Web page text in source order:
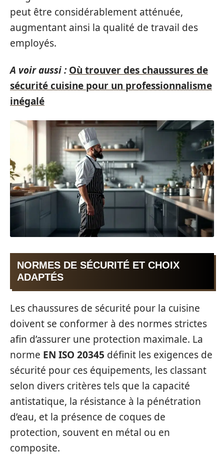
peut être considérablement atténuée,
augmentant ainsi la qualité de travail des
employés.
A voir aussi : Où trouver des chaussures de
sécurité cuisine pour un professionnalisme
inégalé
NORMES DE SÉCURITÉ ET CHOIX
ADAPTÉS
Les chaussures de sécurité pour la cuisine
doivent se conformer à des normes strictes
afin d’assurer une protection maximale. La
norme EN ISO 20345 définit les exigences de
sécurité pour ces équipements, les classant
selon divers critères tels que la capacité
antistatique, la résistance à la pénétration
d’eau, et la présence de coques de
protection, souvent en métal ou en
composite.